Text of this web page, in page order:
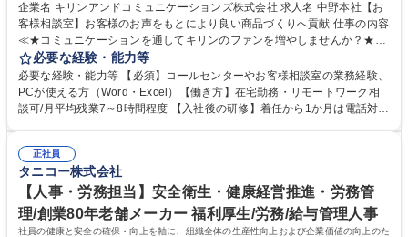
企業名 キリンアンドコミュニケーションズ株式会社 求人名 中野本社【お
客様相談室】お客様のお声をもとにより良い商品づくりへ貢献 仕事の内容
≪★コミュニケーションを通してキリンのファンを増やしませんか？★≫
お客様のお声をより良い商品づくりに活かしていく上で、窓口となるお客
様相談室でのお仕事です。 日々お客様からいただくキリングループへのご
意見を、企業活動に活かしています。お客様からの声に迅速かつ誠意をも
って対応、情報提供するとともにグループ内活動に反映しています。 【具
平均100件前後■メール・手紙：同上40件前後 募集職種 中野本社【お客様
相談室】お客様のお声をもとにより良い商品づくりへ貢献
必要な経験・能力等
必要な経験・能力等 【必須】コールセンターやお客様相談室の業務経験、
PCが使える方（Word・Excel）【働き方】在宅勤務・リモートワーク相
談可/月平均残業7～8時間程度 【入社後の研修】着任から1か月は電話対応
すのでご安心ください。 【当社について】キリングループの広報機能を担
う会社として、お客様との出会いを大切にし、磨き上げたホスピタリティ
を込めてコミュニケーションをとりながら広報関連業務を行っておりま
す。 学歴・資格 学歴：大学院 大学 高専 短大 専修学校 高校 語学力： 資
格：
正社員
タニコー株式会社
【人事・労務担当】安全衛生・健康経営推進・労務管
理/創業80年老舗メーカー 福利厚生/労務/給与管理人事
社員の健康と安全の確保・向上を軸に、組織全体の生産性向上および企業価値の向上のた